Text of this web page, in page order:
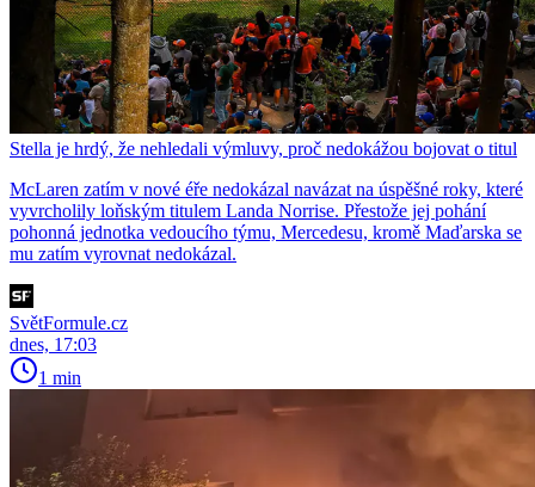
Stella je hrdý, že nehledali výmluvy, proč nedokážou bojovat o titul
McLaren zatím v nové éře nedokázal navázat na úspěšné roky, které
vyvrcholily loňským titulem Landa Norrise. Přestože jej pohání
pohonná jednotka vedoucího týmu, Mercedesu, kromě Maďarska se
mu zatím vyrovnat nedokázal.
SvětFormule.cz
dnes, 17:03
1 min